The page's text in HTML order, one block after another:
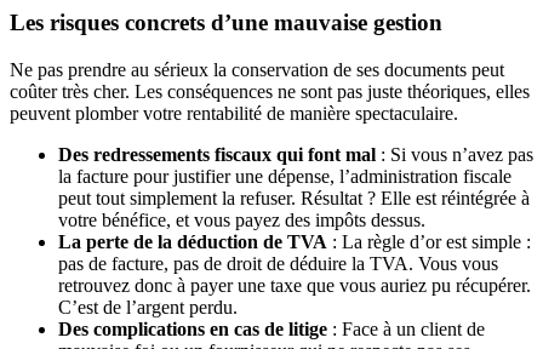
Les risques concrets d’une mauvaise gestion
Ne pas prendre au sérieux la conservation de ses documents peut
coûter très cher. Les conséquences ne sont pas juste théoriques, elles
peuvent plomber votre rentabilité de manière spectaculaire.
Des redressements fiscaux qui font mal : Si vous n’avez pas
la facture pour justifier une dépense, l’administration fiscale
peut tout simplement la refuser. Résultat ? Elle est réintégrée à
votre bénéfice, et vous payez des impôts dessus.
La perte de la déduction de TVA : La règle d’or est simple :
pas de facture, pas de droit de déduire la TVA. Vous vous
retrouvez donc à payer une taxe que vous auriez pu récupérer.
C’est de l’argent perdu.
Des complications en cas de litige : Face à un client de